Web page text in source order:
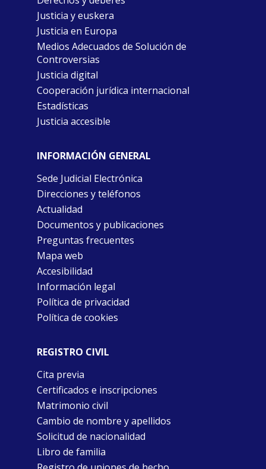
Justicia y euskera
Justicia en Europa
Medios Adecuados de Solución de
Controversias
Justicia digital
Cooperación jurídica internacional
Estadísticas
Justicia accesible
INFORMACIÓN GENERAL
Sede Judicial Electrónica
Direcciones y teléfonos
Actualidad
Documentos y publicaciones
Preguntas frecuentes
Mapa web
Accesibilidad
Información legal
Política de privacidad
Política de cookies
REGISTRO CIVIL
Cita previa
Certificados e inscripciones
Matrimonio civil
Cambio de nombre y apellidos
Solicitud de nacionalidad
Libro de familia